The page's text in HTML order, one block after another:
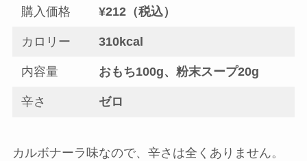
購入価格 ¥212（税込）
カロリー 310kcal
内容量 おもち100g、粉末スープ20g
辛さ ゼロ
カルボナーラ味なので、辛さは全くありません。